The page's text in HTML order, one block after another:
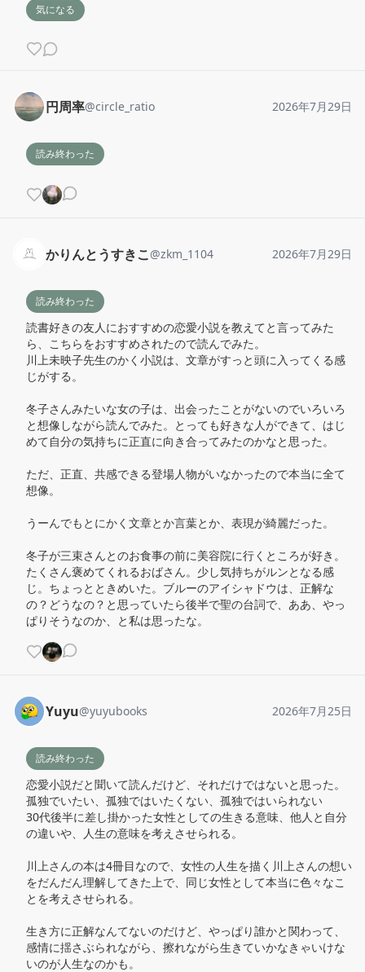
気になる
円周率@circle_ratio 2026年7月29日
読み終わった
かりんとうすきこ@zkm_1104 2026年7月29日
読み終わった
読書好きの友人におすすめの恋愛小説を教えてと言ってみた
ら、こちらをおすすめされたので読んでみた。
川上未映子先生のかく小説は、文章がすっと頭に入ってくる感
じがする。
冬子さんみたいな女の子は、出会ったことがないのでいろいろ
と想像しながら読んでみた。とっても好きな人ができて、はじ
めて自分の気持ちに正直に向き合ってみたのかなと思った。
ただ、正直、共感できる登場人物がいなかったので本当に全て
想像。
うーんでもとにかく文章とか言葉とか、表現が綺麗だった。
冬子が三束さんとのお食事の前に美容院に行くところが好き。
たくさん褒めてくれるおばさん。少し気持ちがルンとなる感
じ。ちょっとときめいた。ブルーのアイシャドウは、正解な
の？どうなの？と思っていたら後半で聖の台詞で、ああ、やっ
ぱりそうなのか、と私は思ったな。
Yuyu@yuyubooks 2026年7月25日
読み終わった
恋愛小説だと聞いて読んだけど、それだけではないと思った。
孤独でいたい、孤独ではいたくない、孤独ではいられない
30代後半に差し掛かった女性としての生きる意味、他人と自分
の違いや、人生の意味を考えさせられる。
川上さんの本は4冊目なので、女性の人生を描く川上さんの想い
をだんだん理解してきた上で、同じ女性として本当に色々なこ
とを考えさせられる。
生き方に正解なんてないのだけど、やっぱり誰かと関わって、
感情に揺さぶられながら、擦れながら生きていかなきゃいけな
いのが人生なのかも。